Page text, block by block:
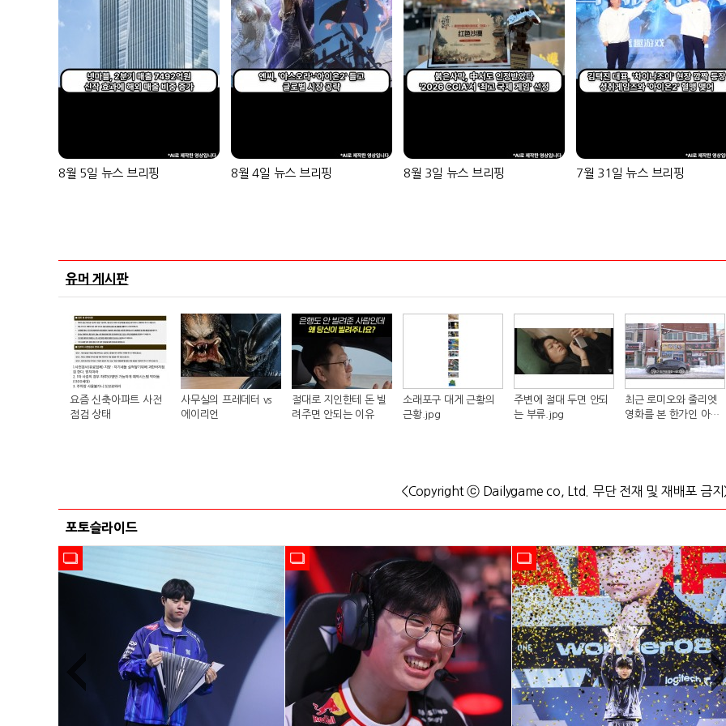
8월 5일 뉴스 브리핑 8월 4일 뉴스 브리핑 8월 3일 뉴스 브리핑 7월 31일 뉴스 브리핑
유머 게시판
요즘 신축아파트 사전
점검 상태
사무실의 프레데터 vs
에이리언
절대로 지인한테 돈 빌
려주면 안되는 이유
소래포구 대게 근황의
근황.jpg
주변에 절대 두면 안되
는 부류.jpg
최근 로미오와 줄리엣
영화를 본 한가인 아들
<Copyright ⓒ Dailygame co, Ltd. 무단 전재 및 재배포 금지
포토슬라이드